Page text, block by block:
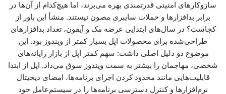
سازوکارهای امنیتی قدرتمندی بهره می‌برند، اما هیچ‌کدام از آن‌ها در
برابر بدافزارها و حملات سایبری مصون نیستند. منشأ این باور از
کجاست؟ در سال‌های ابتدایی عرضه مک و آیفون، تعداد بدافزارهای
طراحی‌شده برای محصولات اپل بسیار کمتر از ویندوز بود. این
موضوع دو دلیل اصلی داشت: سهم کمتر اپل از بازار رایانه‌های
شخصی، مهاجمان را بیشتر به سمت ویندوز سوق می‌داد. اپل از ابتدا
قابلیت‌هایی مانند محدود کردن اجرای برنامه‌ها، امضای دیجیتال
نرم‌افزارها و کنترل دسترسی برنامه‌ها را در سیستم‌عامل خود